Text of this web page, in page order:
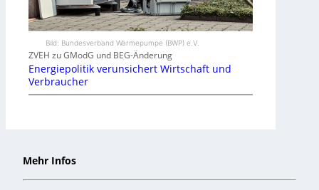
Bild: Bundesverband Wärmepumpe (BWP) e.V.
ZVEH zu GModG und BEG-Änderung
Energiepolitik verunsichert Wirtschaft und
Verbraucher
Mehr Infos